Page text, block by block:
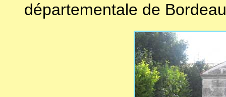
départementale de